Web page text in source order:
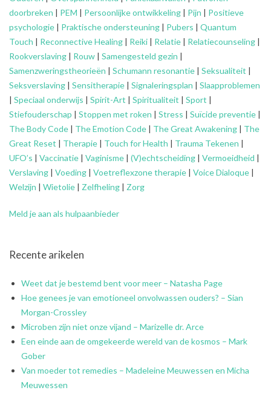
doorbreken | PEM | Persoonlijke ontwikkeling | Pijn | Positieve
psychologie | Praktische ondersteuning | Pubers | Quantum
Touch | Reconnective Healing | Reiki | Relatie | Relatiecounseling |
Rookverslaving | Rouw | Samengesteld gezin |
Samenzweringstheorieën | Schumann resonantie | Seksualiteit |
Seksverslaving | Sensitherapie | Signaleringsplan | Slaapproblemen
| Speciaal onderwijs | Spirit-Art | Spiritualiteit | Sport |
Stiefouderschap | Stoppen met roken | Stress | Suïcide preventie |
The Body Code | The Emotion Code | The Great Awakening | The
Great Reset | Therapie | Touch for Health | Trauma Tekenen |
UFO’s | Vaccinatie | Vaginisme | (V)echtscheiding | Vermoeidheid |
Verslaving | Voeding | Voetreflexzone therapie | Voice Dialoque |
Welzijn | Wietolie | Zelfheling | Zorg
Meld je aan als hulpaanbieder
Recente arikelen
Weet dat je bestemd bent voor meer – Natasha Page
Hoe genees je van emotioneel onvolwassen ouders? – Sian
Morgan-Crossley
Microben zijn niet onze vijand – Marizelle dr. Arce
Een einde aan de omgekeerde wereld van de kosmos – Mark
Gober
Van moeder tot remedies – Madeleine Meuwessen en Micha
Meuwessen